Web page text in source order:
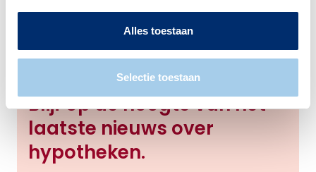
Alles toestaan
Selectie toestaan
Blijf op de hoogte van het
laatste nieuws over
hypotheken.